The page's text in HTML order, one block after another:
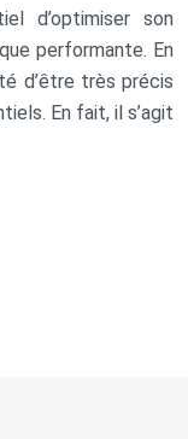
d’optimiser son
performante. En
d’être très précis
En fait, il s’agit